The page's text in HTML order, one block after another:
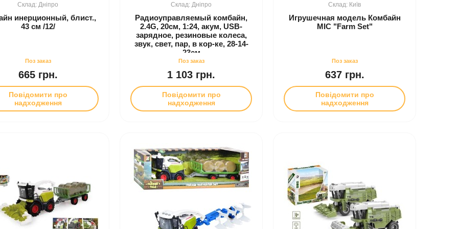
Дніпро
инерционный, блист.,
43 см /12/
665 грн.
Повідомити про
надходження
Дніпро
Радиоуправляемый комбайн,
2.4G, 20см, 1:24, акум, USB-
зарядное, резиновые колеса,
звук, свет, пар, в кор-ке, 28-14-
23см
1 103 грн.
Повідомити про
надходження
Київ
Игрушечная модель Комбайн
MIC "Farm Set"
637 грн.
Повідомити про
надходження